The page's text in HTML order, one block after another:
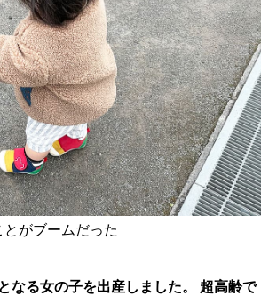
がブームだった
なる女の子を出産しました。 超高齢で